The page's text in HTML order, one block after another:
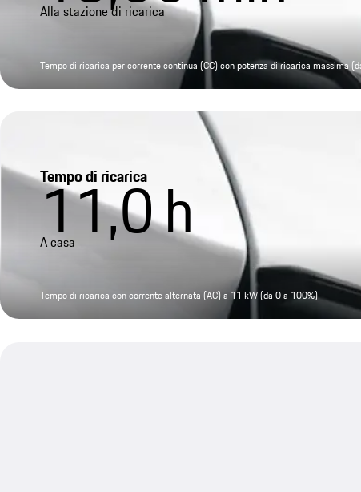
Alla stazione di ricarica
Tempo di ricarica per corrente continua (CC) con potenza di ricarica massima
Tempo di ricarica
11,0h
A casa
Tempo di ricarica con corrente alternata (AC) a 11 kW (da 0 a 100%)